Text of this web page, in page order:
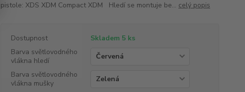
pistole: XDS XDM Compact XDM Hledí se montuje be... celý popis
Dostupnost
Skladem 5 ks
Barva světlovodného
vlákna hledí
Barva světlovodného
vlákna mušky